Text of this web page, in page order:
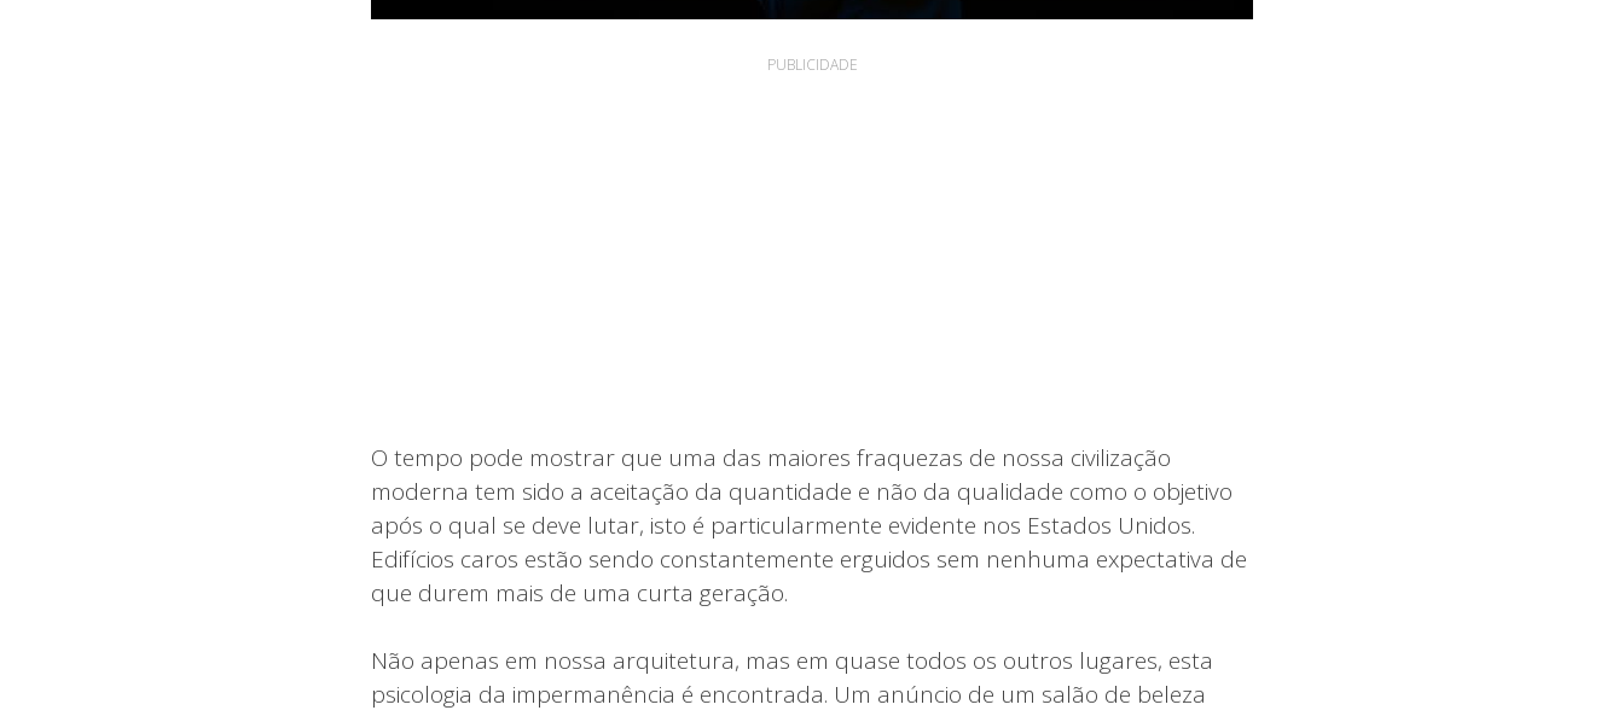
PUBLICIDADE
O tempo pode mostrar que uma das maiores fraquezas de nossa civilização
moderna tem sido a aceitação da quantidade e não da qualidade como o objetivo
após o qual se deve lutar, isto é particularmente evidente nos Estados Unidos.
Edifícios caros estão sendo constantemente erguidos sem nenhuma expectativa de
que durem mais de uma curta geração.
Não apenas em nossa arquitetura, mas em quase todos os outros lugares, esta
psicologia da impermanência é encontrada. Um anúncio de um salão de beleza